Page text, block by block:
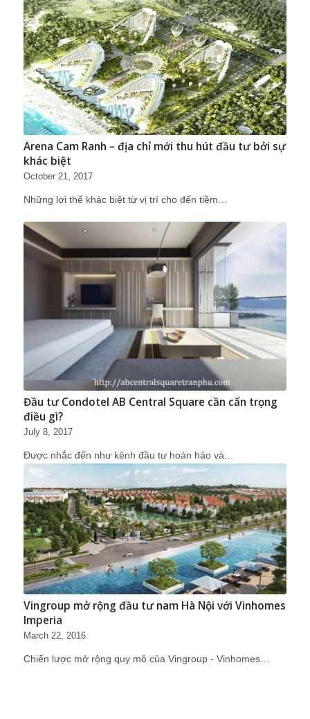
Arena Cam Ranh – địa chỉ mới thu hút đầu tư bởi sự
khác biệt
October 21, 2017
Những lợi thế khác biệt từ vị trí cho đến tiềm…
Đầu tư Condotel AB Central Square cần cẩn trọng
điều gì?
July 8, 2017
Được nhắc đến như kênh đầu tư hoàn hảo và…
Vingroup mở rộng đầu tư nam Hà Nội với Vinhomes
Imperia
March 22, 2016
Chiến lược mở rộng quy mô của Vingroup - Vinhomes…